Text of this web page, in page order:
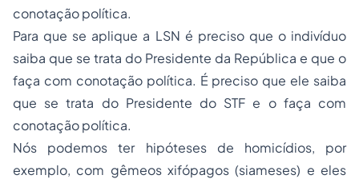
conotação política.
Para que se aplique a LSN é preciso que o indivíduo
saiba que se trata do Presidente da República e que o
faça com conotação política. É preciso que ele saiba
que se trata do Presidente do STF e o faça com
conotação política.
Nós podemos ter hipóteses de homicídios, por
exemplo, com gêmeos xifópagos (siameses) e eles